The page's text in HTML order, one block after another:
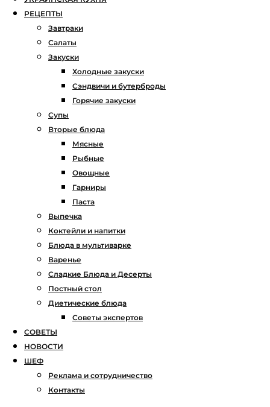
РЕЦЕПТЫ
Завтраки
Салаты
Закуски
Холодные закуски
Сэндвичи и бутерброды
Горячие закуски
Супы
Вторые блюда
Мясные
Рыбные
Овощные
Гарниры
Паста
Выпечка
Коктейли и напитки
Блюда в мультиварке
Варенье
Сладкие Блюда и Десерты
Постный стол
Диетические блюда
Советы экспертов
СОВЕТЫ
НОВОСТИ
ШЕФ
Реклама и сотрудничество
Контакты